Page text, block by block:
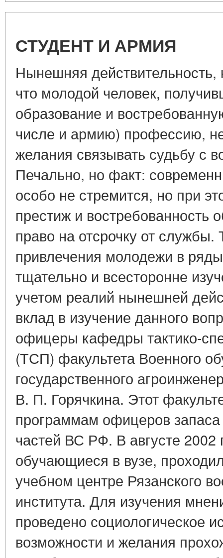
СТУДЕНТ И АРМИЯ
Нынешняя
что молодой человек,
образование и
числе и армию) профессию,
желания связывать судьбу с
Печально, но факт:
особо не стремится, но при
престиж и востребованность
право на отсрочку от
привлечения молодежи в
тщательно и всесторонне
учетом реалий нынешней
вклад в изучение данного
офицеры кафедры тактико-
(ТСП) факультета Военного
государственного
В. П. Горячкина. Этот
программам офицеров
частей ВС РФ. В августе 2002
обучающиеся в вузе,
учебном центре Рязанского
института. Для изучения
проведено социологическое
возможности и желания